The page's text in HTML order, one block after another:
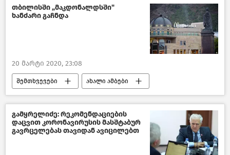
თბილისში „მაკდონალდსში"
ხანძარი გაჩნდა
20 მარტი 2020, 23:08
შემთხვევები ახალი ამბები
შემთხვევები საქართველოში
თბილისი დღეს საქართველო
გამყრელიძე: რეკომენდაციების
დაცვით კორონავირუსის მასშტაბურ
გავრცელებას თავიდან ავიცილებთ